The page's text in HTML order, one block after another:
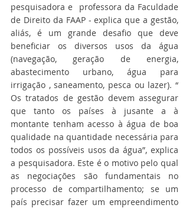
pesquisadora e  professora da Faculdade
de Direito da FAAP - explica que a gestão,
aliás, é um grande desafio que deve
beneficiar os diversos usos da água
(navegação, geração de energia,
abastecimento urbano, água para
irrigação , saneamento, pesca ou lazer). “
Os tratados de gestão devem assegurar
que tanto os países à jusante a à
montante tenham acesso à água de boa
qualidade na quantidade necessária para
todos os possíveis usos da água”, explica
a pesquisadora. Este é o motivo pelo qual
as negociações são fundamentais no
processo de compartilhamento; se um
país precisar fazer um empreendimento